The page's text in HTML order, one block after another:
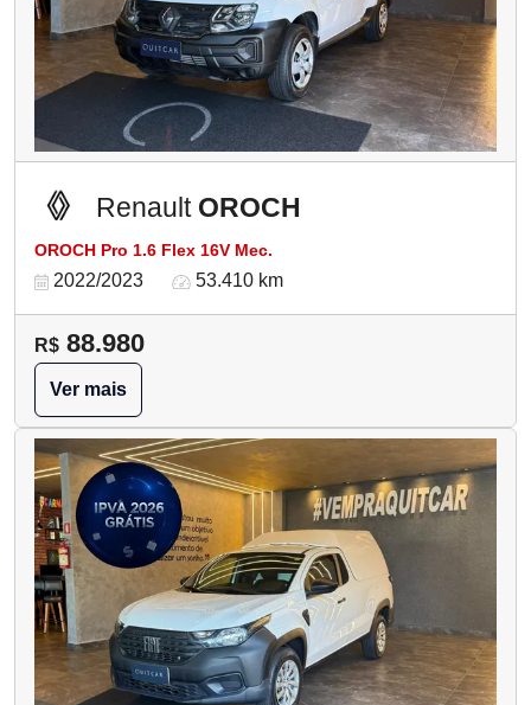
Renault OROCH
OROCH Pro 1.6 Flex 16V Mec.
2022/2023 53.410 km
R$ 88.980
Ver mais